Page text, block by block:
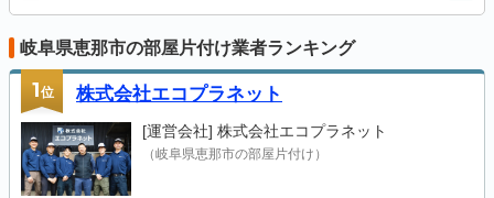
岐阜県恵那市の部屋片付け業者ランキング
1位 株式会社エコプラネット
[運営会社] 株式会社エコプラネット
（岐阜県恵那市の部屋片付け）